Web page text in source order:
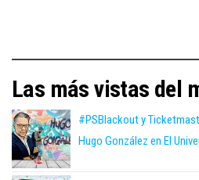
Las más vistas del
#PSBlackout y
Hugo González en El